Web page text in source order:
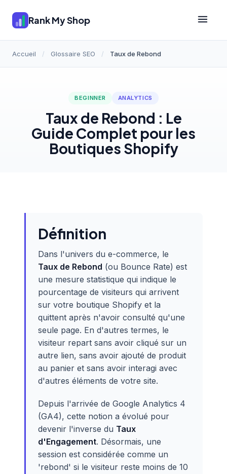
Rank My Shop
Accueil / Glossaire SEO / Taux de Rebond
BEGINNER ANALYTICS
Taux de Rebond : Le
Guide Complet pour les
Boutiques Shopify
Définition
Dans l'univers du e-commerce, le
Taux de Rebond (ou Bounce Rate) est
une mesure statistique qui indique le
pourcentage de visiteurs qui arrivent
sur votre boutique Shopify et la
quittent après n'avoir consulté qu'une
seule page. En d'autres termes, le
visiteur repart sans avoir cliqué sur un
autre lien, sans avoir ajouté de produit
au panier et sans avoir interagi avec
d'autres éléments de votre site.
Depuis l'arrivée de Google Analytics 4
(GA4), cette notion a évolué pour
devenir l'inverse du Taux
d'Engagement. Désormais, une
session est considérée comme un
'rebond' si le visiteur reste moins de 10